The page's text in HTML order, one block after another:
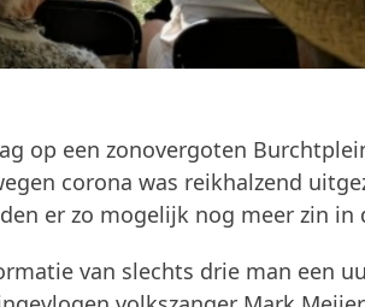
op een zonovergoten
corona was reikhalzend
er zo mogelijk nog meer zin in
van slechts drie man een